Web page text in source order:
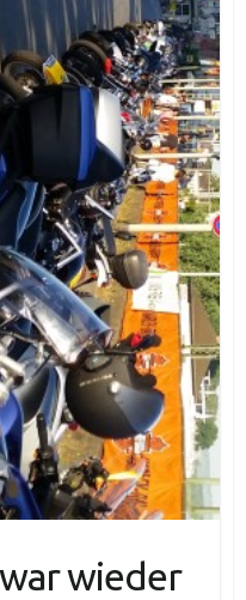
wieder